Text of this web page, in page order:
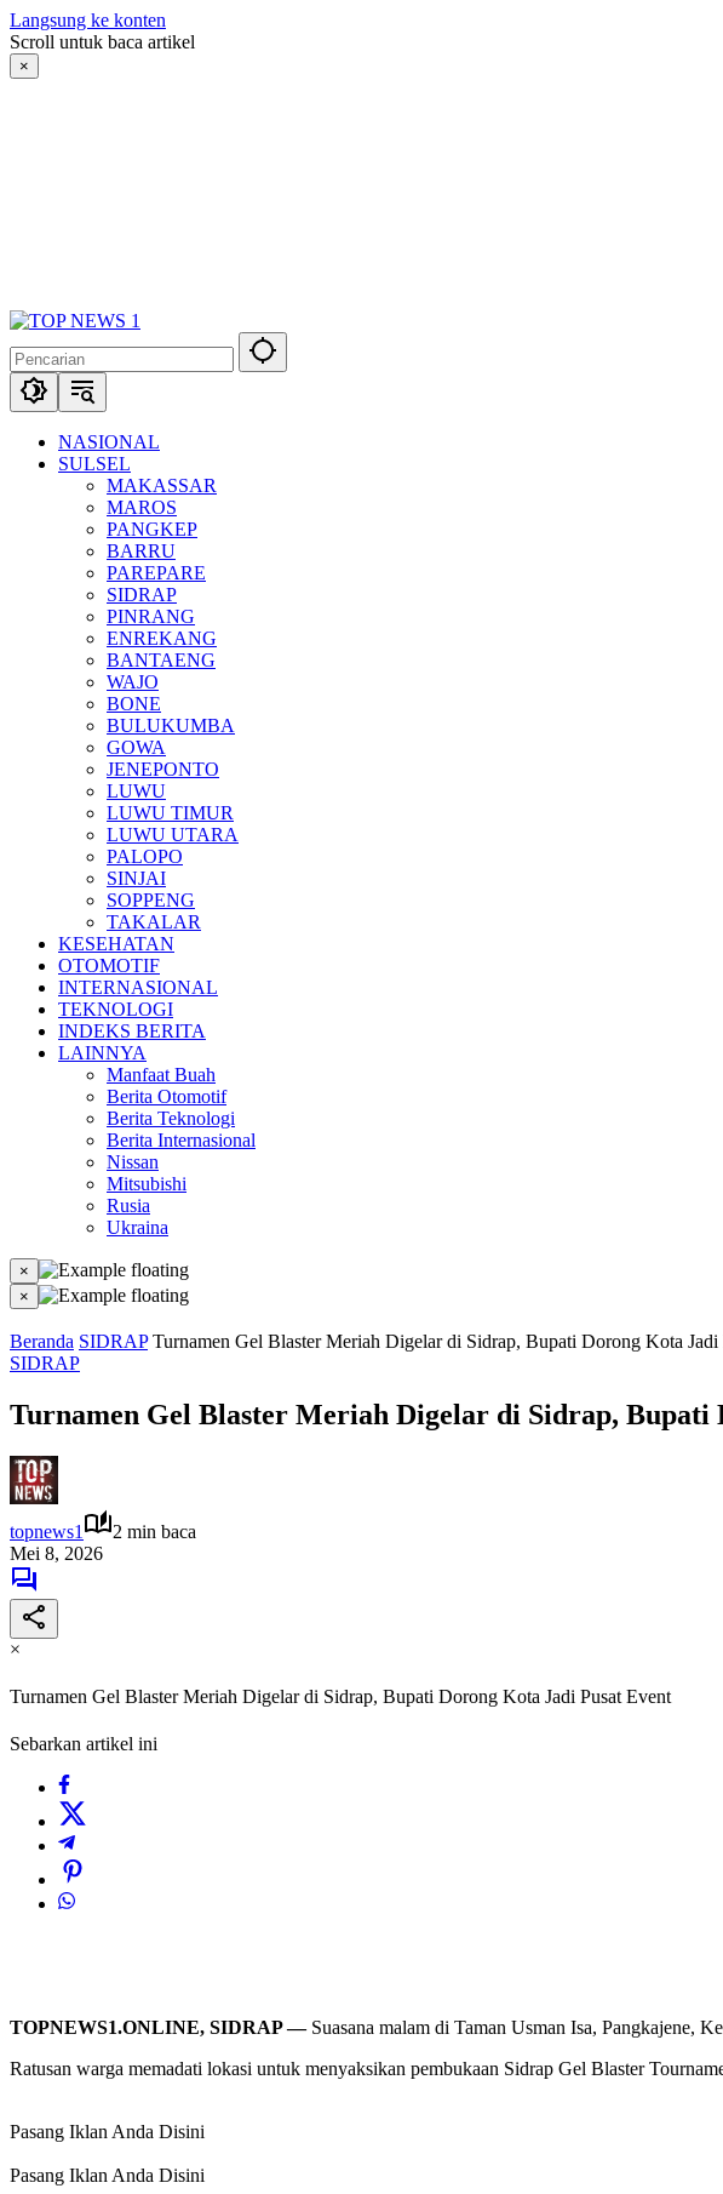
Langsung ke konten
Scroll untuk baca artikel
×
NASIONAL
SULSEL
MAKASSAR
MAROS
PANGKEP
BARRU
PAREPARE
SIDRAP
PINRANG
ENREKANG
BANTAENG
WAJO
BONE
BULUKUMBA
GOWA
JENEPONTO
LUWU
LUWU TIMUR
LUWU UTARA
PALOPO
SINJAI
SOPPENG
TAKALAR
KESEHATAN
OTOMOTIF
INTERNASIONAL
TEKNOLOGI
INDEKS BERITA
LAINNYA
Manfaat Buah
Berita Otomotif
Berita Teknologi
Berita Internasional
Nissan
Mitsubishi
Rusia
Ukraina
×
×
Beranda SIDRAP Turnamen Gel Blaster Meriah Digelar di Sidrap, Bupati Dorong Kota Jadi
SIDRAP
Turnamen Gel Blaster Meriah Digelar di Sidrap, Bupati
topnews1
2 min baca
Mei 8, 2026
×
Turnamen Gel Blaster Meriah Digelar di Sidrap, Bupati Dorong Kota Jadi Pusat Event
Sebarkan artikel ini
TOPNEWS1.ONLINE, SIDRAP —Suasana malam di Taman Usman Isa, Pangkajene,
Ratusan warga memadati lokasi untuk menyaksikan pembukaan Sidrap Gel Blaster
Pasang Iklan Anda Disini
Pasang Iklan Anda Disini